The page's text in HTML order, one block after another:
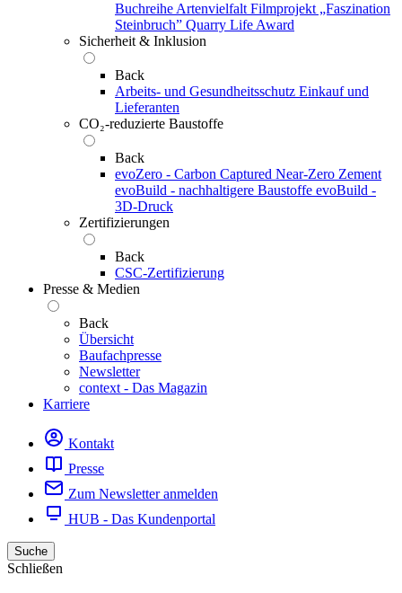
Buchreihe Artenvielfalt Filmprojekt „Faszination
Steinbruch” Quarry Life Award
Sicherheit & Inklusion
Back
Arbeits- und Gesundheitsschutz Einkauf und
Lieferanten
CO₂-reduzierte Baustoffe
Back
evoZero - Carbon Captured Near-Zero Zement
evoBuild - nachhaltigere Baustoffe evoBuild -
3D-Druck
Zertifizierungen
Back
CSC-Zertifizierung
Presse & Medien
Back
Übersicht
Baufachpresse
Newsletter
context - Das Magazin
Karriere
Kontakt
Presse
Zum Newsletter anmelden
HUB - Das Kundenportal
Suche
Schließen